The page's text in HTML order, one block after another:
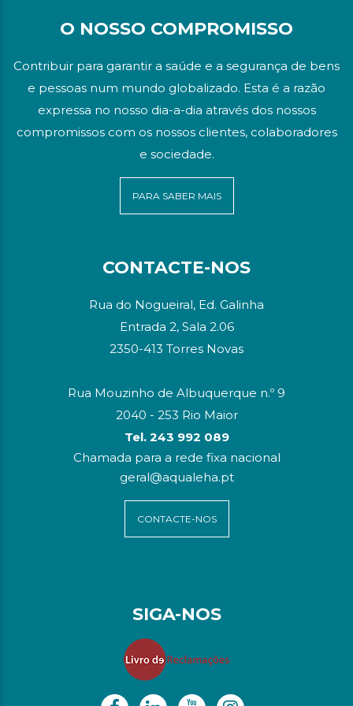
O NOSSO COMPROMISSO
Contribuir para garantir a saúde e a segurança de bens
e pessoas num mundo globalizado. Esta é a razão
expressa no nosso dia-a-dia através dos nossos
compromissos com os nossos clientes, colaboradores
e sociedade.
PARA SABER MAIS
CONTACTE-NOS
Rua do Nogueiral, Ed. Galinha
Entrada 2, Sala 2.06
2350-413 Torres Novas
Rua Mouzinho de Albuquerque n.º 9
2040 - 253 Rio Maior
Tel. 243 992 089
Chamada para a rede fixa nacional
geral@aqualeha.pt
CONTACTE-NOS
SIGA-NOS